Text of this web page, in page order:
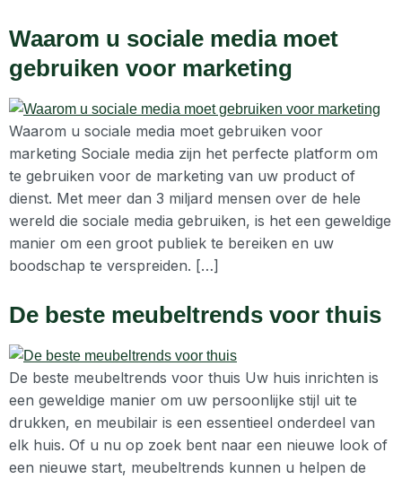
Waarom u sociale media moet
gebruiken voor marketing
Waarom u sociale media moet gebruiken voor
marketing Sociale media zijn het perfecte platform om
te gebruiken voor de marketing van uw product of
dienst. Met meer dan 3 miljard mensen over de hele
wereld die sociale media gebruiken, is het een geweldige
manier om een groot publiek te bereiken en uw
boodschap te verspreiden. […]
De beste meubeltrends voor thuis
De beste meubeltrends voor thuis Uw huis inrichten is
een geweldige manier om uw persoonlijke stijl uit te
drukken, en meubilair is een essentieel onderdeel van
elk huis. Of u nu op zoek bent naar een nieuwe look of
een nieuwe start, meubeltrends kunnen u helpen de